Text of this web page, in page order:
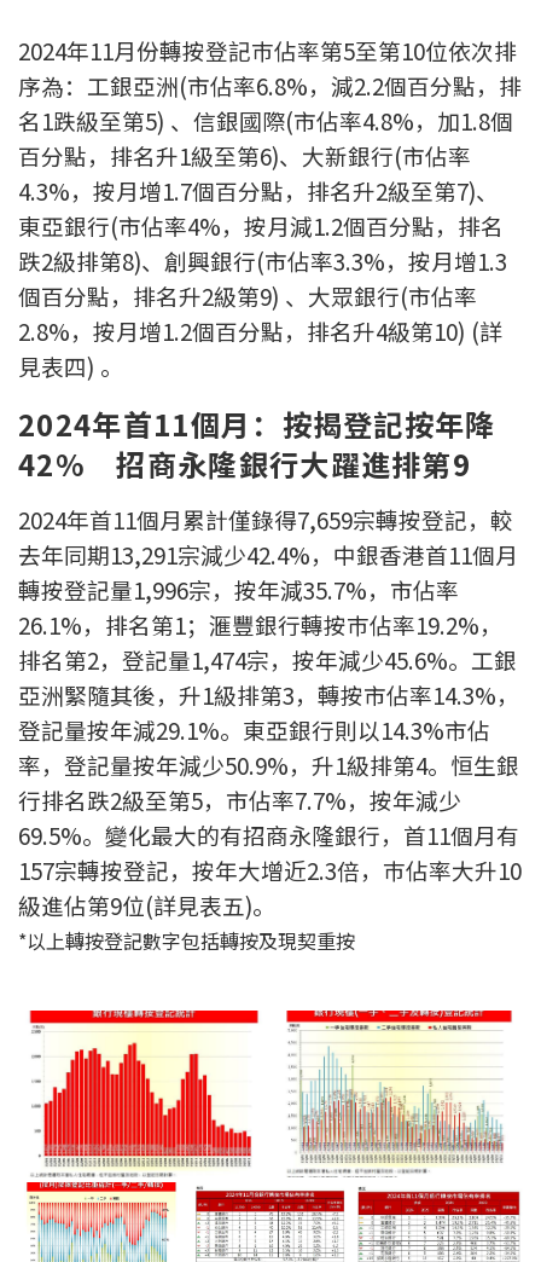
統計數據庫
按揭快趣智識
按揭智庫
樓按專欄
按揭百科
裝修·保險優惠
裝修設計專欄
火險、家居、寵物保險
保險資訊專欄
聯絡我們
聯絡方法
網上申請按揭轉介
條款及細則
简
本網頁所提供資料僅作參考用途。
若因錯漏而引致任何不便或損失，中原按揭概不負責。
本網站採用無障礙網頁設計，如有任何問題，可查詢：
2889 2886 / cmb@mail.centanet.com
中原地產 | 網上搵樓
中原工商舖
© 2026 中原按揭經紀有限公司 Centaline Mortgage Broker Limited 版權所有
2024年11月份轉按登記巿佔率第5至第10位依次排
序為：工銀亞洲(市佔率6.8%，減2.2個百分點，排
名1跌級至第5) 、信銀國際(市佔率4.8%，加1.8個
百分點，排名升1級至第6)、大新銀行(市佔率
4.3%，按月增1.7個百分點，排名升2級至第7)、
東亞銀行(市佔率4%，按月減1.2個百分點，排名
跌2級排第8)、創興銀行(市佔率3.3%，按月增1.3
個百分點，排名升2級第9) 、大眾銀行(市佔率
2.8%，按月增1.2個百分點，排名升4級第10) (詳
見表四) 。
2024年首11個月：按揭登記按年降
42% 招商永隆銀行大躍進排第9
2024年首11個月累計僅錄得7,659宗轉按登記，較
去年同期13,291宗減少42.4%，中銀香港首11個月
轉按登記量1,996宗，按年減35.7%，市佔率
26.1%，排名第1；滙豐銀行轉按巿佔率19.2%，
排名第2，登記量1,474宗，按年減少45.6%。工銀
亞洲緊隨其後，升1級排第3，轉按市佔率14.3%，
登記量按年減29.1%。東亞銀行則以14.3%市佔
率，登記量按年減少50.9%，升1級排第4。恒生銀
行排名跌2級至第5，市佔率7.7%，按年減少
69.5%。變化最大的有招商永隆銀行，首11個月有
157宗轉按登記，按年大增近2.3倍，巿佔率大升10
級進佔第9位(詳見表五)。
*以上轉按登記數字包括轉按及現契重按